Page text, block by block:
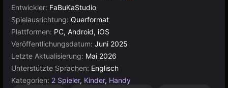
Entwickler: FaBuKaStudio
Spielausrichtung: Querformat
Plattformen: PC, Android, iOS
Veröffentlichungsdatum: Juni 2025
Letzte Aktualisierung: Mai 2026
Unterstützte Sprachen: Englisch
Kategorien: 2 Spieler, Kinder, Handy